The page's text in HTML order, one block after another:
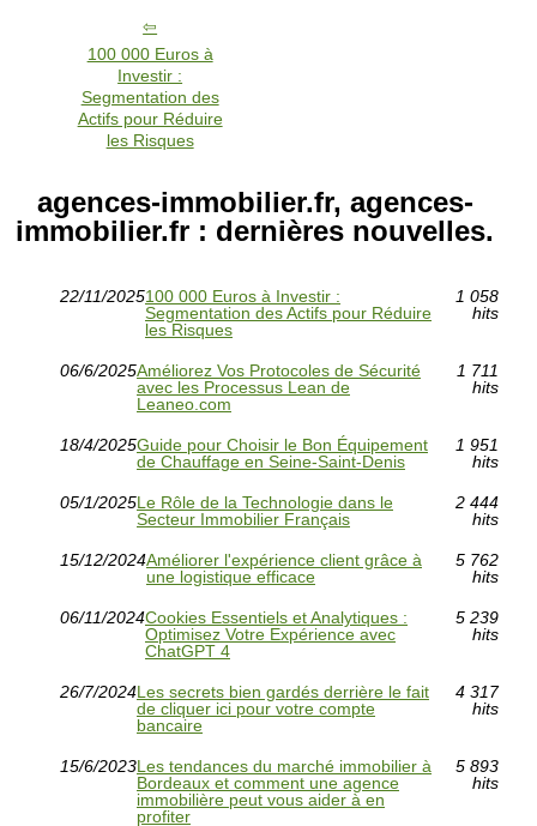
100 000 Euros à
Investir :
Segmentation des
Actifs pour Réduire
les Risques
agences-immobilier.fr, agences-
immobilier.fr : dernières nouvelles.
22/11/2025100 000 Euros à Investir :
Segmentation des Actifs pour Réduire
les Risques
1 058
hits
06/6/2025Améliorez Vos Protocoles de Sécurité
avec les Processus Lean de
Leaneo.com
1 711
hits
18/4/2025Guide pour Choisir le Bon Équipement
de Chauffage en Seine-Saint-Denis
1 951
hits
05/1/2025Le Rôle de la Technologie dans le
Secteur Immobilier Français
2 444
hits
15/12/2024Améliorer l'expérience client grâce à
une logistique efficace
5 762
hits
06/11/2024Cookies Essentiels et Analytiques :
Optimisez Votre Expérience avec
ChatGPT 4
5 239
hits
26/7/2024Les secrets bien gardés derrière le fait
de cliquer ici pour votre compte
bancaire
4 317
hits
15/6/2023Les tendances du marché immobilier à
Bordeaux et comment une agence
immobilière peut vous aider à en
profiter
5 893
hits